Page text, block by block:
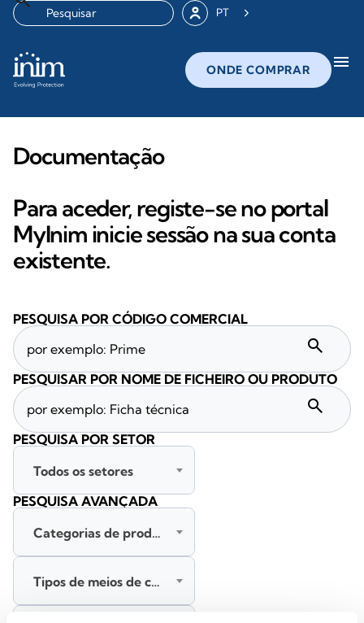
PT
ONDE COMPRAR menu
Documentação
Para aceder, registe-se no portal
MyInim inicie sessão na sua conta
existente.
PESQUISA POR CÓDIGO COMERCIAL
search
PESQUISAR POR NOME DE FICHEIRO OU PRODUTO
search
PESQUISA POR SETOR
Todos os setores
PESQUISA AVANÇADA
Categorias de produtos
Tipos de meios de comunicação